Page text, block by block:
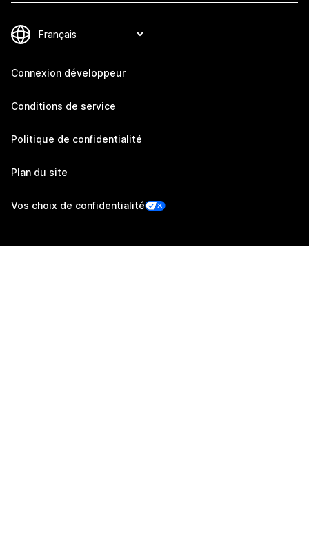
Connexion développeur
Conditions de service
Politique de confidentialité
Plan du site
Vos choix de confidentialité